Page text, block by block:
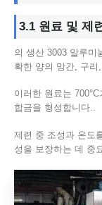
3.1 원료 및 제
의 생산 3003 알루미
확한 양의 망간, 구리
이러한 원료는
합금을 형성합니다..
제련 중 조성과 온도
성을 보장하는 데 중